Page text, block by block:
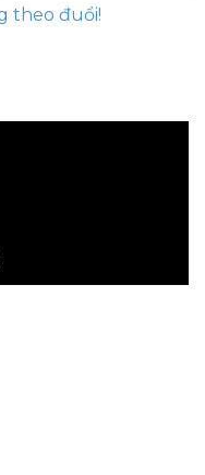
theo đuổi!